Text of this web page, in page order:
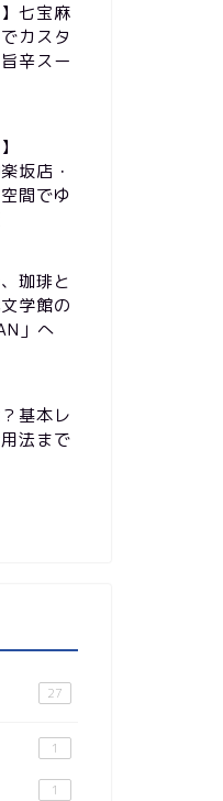
七宝麻
カスタ
辛スー
坂店・
間でゆ
珈琲と
学館の
」へ
基本レ
法まで
27
1
1